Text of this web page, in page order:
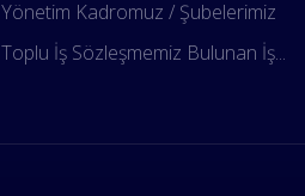
Yönetim Kadromuz / Şubelerimiz
Toplu İş Sözleşmemiz Bulunan İş...